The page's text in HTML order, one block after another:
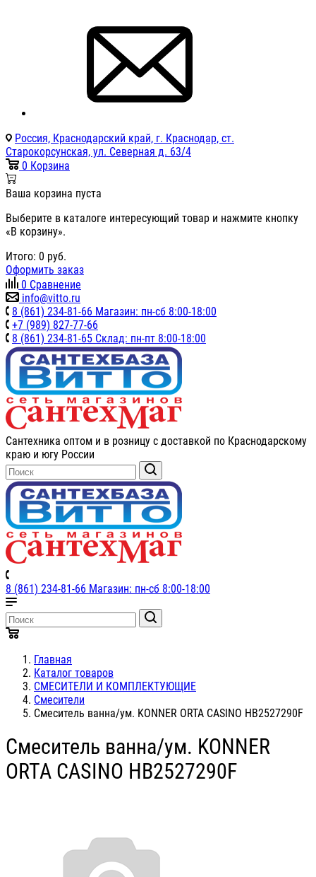
Россия, Краснодарский край, г. Краснодар, ст.
Старокорсунская, ул. Северная д. 63/4
0 Корзина
Ваша корзина пуста
Выберите в каталоге интересующий товар и нажмите кнопку
«В корзину».
Итого: 0 руб.
Оформить заказ
0 Сравнение
info@vitto.ru
8 (861) 234-81-66 Магазин: пн-сб 8:00-18:00
+7 (989) 827-77-66
8 (861) 234-81-65 Склад: пн-пт 8:00-18:00
Сантехника оптом и в розницу с доставкой по Краснодарскому
краю и югу России
8 (861) 234-81-66 Магазин: пн-сб 8:00-18:00
Главная
Каталог товаров
СМЕСИТЕЛИ И КОМПЛЕКТУЮЩИЕ
Смесители
Смеситель ванна/ум. KONNER ORTA CASINO НВ2527290F
Смеситель ванна/ум. KONNER
ORTA CASINO НВ2527290F